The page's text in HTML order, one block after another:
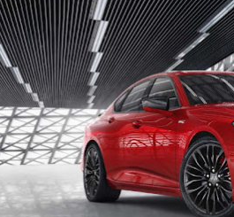
ඇවිත් ගීතයේ පද පෙළ
සඳේ ගීතයේ පද පෙළ
පද පෙළ
ගීතයේ පද පෙළ
ගීතයේ පද පෙළ
පද පෙළ